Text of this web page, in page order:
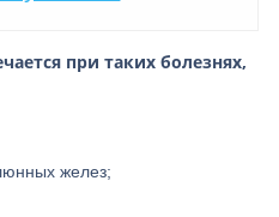
при таких болезнях,
желез;